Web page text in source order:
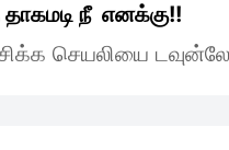
நீ எனக்கு!!
செயலியை